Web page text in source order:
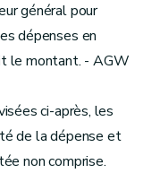
général pour
dépenses en
le montant. - AGW
ci-après, les
de la dépense et
non comprise.